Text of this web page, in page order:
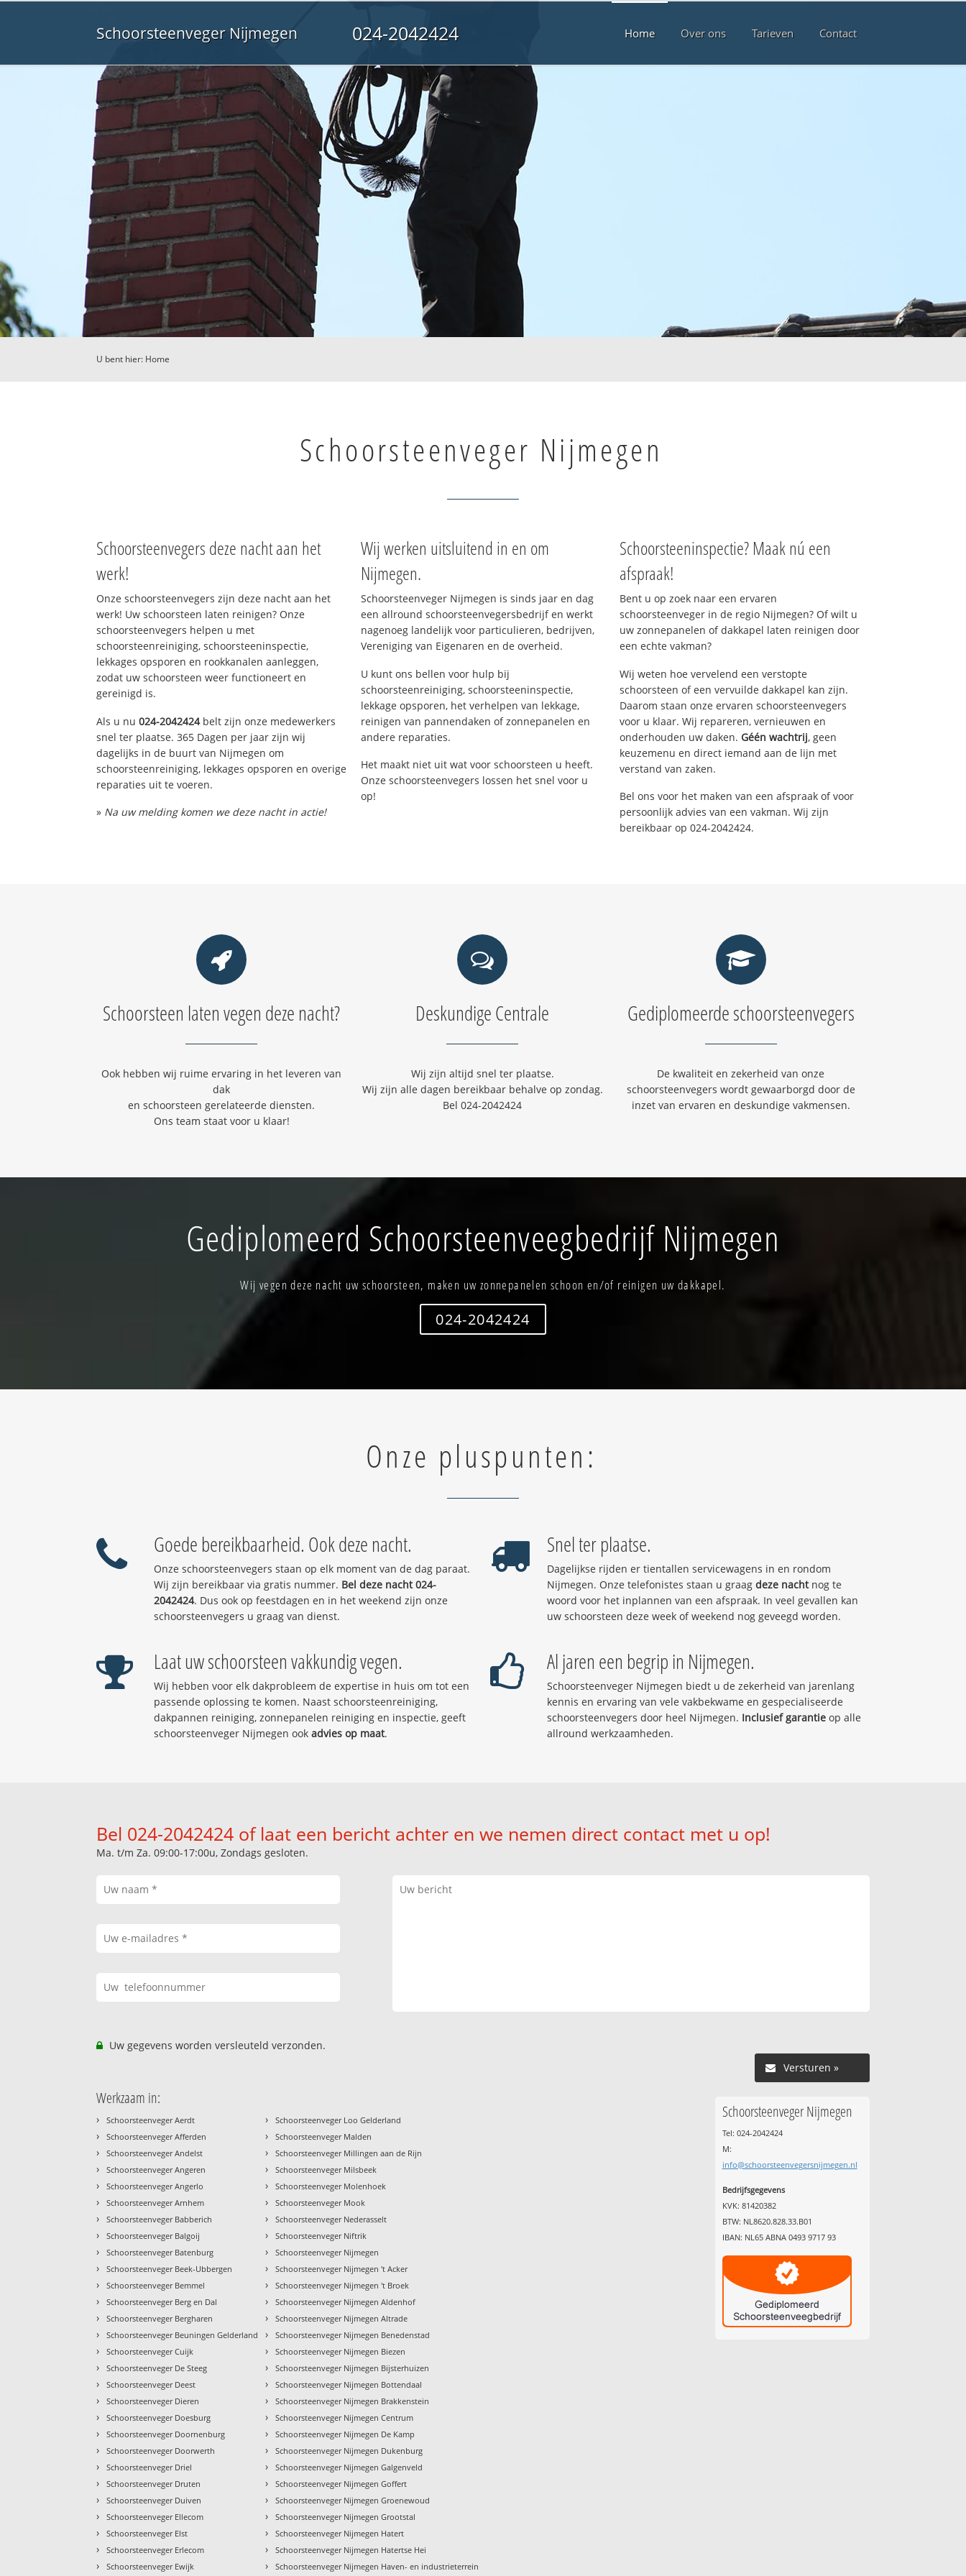
Schoorsteenveger Nijmegen 024-2042424 Home Over ons Tarieven Contact
U bent hier: Home
Schoorsteenveger Nijmegen
Schoorsteenvegers deze nacht aan het
werk!
Onze schoorsteenvegers zijn deze nacht aan het
werk! Uw schoorsteen laten reinigen? Onze
schoorsteenvegers helpen u met
schoorsteenreiniging, schoorsteeninspectie,
lekkages opsporen en rookkanalen aanleggen,
zodat uw schoorsteen weer functioneert en
gereinigd is.
Als u nu024-2042424belt zijn onze medewerkers
snel ter plaatse. 365 Dagen per jaar zijn wij
dagelijks in de buurt van Nijmegen om
schoorsteenreiniging, lekkages opsporen en overige
reparaties uit te voeren.
» Na uw melding komen we deze nacht in actie!
Wij werken uitsluitend in en om
Nijmegen.
Schoorsteenveger Nijmegen is sinds jaar en dag
een allround schoorsteenvegersbedrijf en werkt
nagenoeg landelijk voor particulieren, bedrijven,
Vereniging van Eigenaren en de overheid.
U kunt ons bellen voor hulp bij
schoorsteenreiniging, schoorsteeninspectie,
lekkage opsporen, het verhelpen van lekkage,
reinigen van pannendaken of zonnepanelen en
andere reparaties.
Het maakt niet uit wat voor schoorsteen u heeft.
Onze schoorsteenvegers lossen het snel voor u
op!
Schoorsteeninspectie? Maak nú een
afspraak!
Bent u op zoek naar een ervaren
schoorsteenveger in de regio Nijmegen? Of wilt u
uw zonnepanelen of dakkapel laten reinigen door
een echte vakman?
Wij weten hoe vervelend een verstopte
schoorsteen of een vervuilde dakkapel kan zijn.
Daarom staan onze ervaren schoorsteenvegers
voor u klaar. Wij repareren, vernieuwen en
onderhouden uw daken. Géén wachtrij, geen
keuzemenu en direct iemand aan de lijn met
verstand van zaken.
Bel ons voor het maken van een afspraak of voor
persoonlijk advies van een vakman. Wij zijn
bereikbaar op 024-2042424.
Schoorsteen laten vegen deze nacht?
Ook hebben wij ruime ervaring in het leveren van
dak
en schoorsteen gerelateerde diensten.
Ons team staat voor u klaar!
Deskundige Centrale
Wij zijn altijd snel ter plaatse.
Wij zijn alle dagen bereikbaar behalve op zondag.
Bel 024-2042424
Gediplomeerde schoorsteenvegers
De kwaliteit en zekerheid van onze
schoorsteenvegers wordt gewaarborgd door de
inzet van ervaren en deskundige vakmensen.
Gediplomeerd Schoorsteenveegbedrijf Nijmegen
Wij vegen deze nacht uw schoorsteen, maken uw zonnepanelen schoon en/of reinigen uw dakkapel.
024-2042424
Onze pluspunten:
Goede bereikbaarheid. Ook deze nacht.
Onze schoorsteenvegers staan op elk moment van de dag paraat.
Wij zijn bereikbaar via gratis nummer. Bel deze nacht 024-
2042424. Dus ook op feestdagen en in het weekend zijn onze
schoorsteenvegers u graag van dienst.
Snel ter plaatse.
Dagelijkse rijden er tientallen servicewagens in en rondom
Nijmegen. Onze telefonistes staan u graagdeze nachtnog te
woord voor het inplannen van een afspraak. In veel gevallen kan
uw schoorsteen deze week of weekend nog geveegd worden.
Laat uw schoorsteen vakkundig vegen.
Wij hebben voor elk dakprobleem de expertise in huis om tot een
passende oplossing te komen. Naast schoorsteenreiniging,
dakpannen reiniging, zonnepanelen reiniging en inspectie, geeft
schoorsteenveger Nijmegen ook advies op maat.
Al jaren een begrip in Nijmegen.
Schoorsteenveger Nijmegen biedt u de zekerheid van jarenlang
kennis en ervaring van vele vakbekwame en gespecialiseerde
schoorsteenvegers door heel Nijmegen. Inclusief garantie op alle
allround werkzaamheden.
Bel 024-2042424 of laat een bericht achter en we nemen direct contact met u op!
Ma. t/m Za. 09:00-17:00u, Zondags gesloten.
Uw gegevens worden versleuteld verzonden.
Versturen »
Werkzaam in:
› Schoorsteenveger Aerdt
› Schoorsteenveger Afferden
› Schoorsteenveger Andelst
› Schoorsteenveger Angeren
› Schoorsteenveger Angerlo
› Schoorsteenveger Arnhem
› Schoorsteenveger Babberich
› Schoorsteenveger Balgoij
› Schoorsteenveger Batenburg
› Schoorsteenveger Beek-Ubbergen
› Schoorsteenveger Bemmel
› Schoorsteenveger Berg en Dal
› Schoorsteenveger Bergharen
› Schoorsteenveger Beuningen Gelderland
› Schoorsteenveger Cuijk
› Schoorsteenveger De Steeg
› Schoorsteenveger Deest
› Schoorsteenveger Dieren
› Schoorsteenveger Doesburg
› Schoorsteenveger Doornenburg
› Schoorsteenveger Doorwerth
› Schoorsteenveger Driel
› Schoorsteenveger Druten
› Schoorsteenveger Duiven
› Schoorsteenveger Ellecom
› Schoorsteenveger Elst
› Schoorsteenveger Erlecom
› Schoorsteenveger Ewijk
› Schoorsteenveger Loo Gelderland
› Schoorsteenveger Malden
› Schoorsteenveger Millingen aan de Rijn
› Schoorsteenveger Milsbeek
› Schoorsteenveger Molenhoek
› Schoorsteenveger Mook
› Schoorsteenveger Nederasselt
› Schoorsteenveger Niftrik
› Schoorsteenveger Nijmegen
› Schoorsteenveger Nijmegen 't Acker
› Schoorsteenveger Nijmegen 't Broek
› Schoorsteenveger Nijmegen Aldenhof
› Schoorsteenveger Nijmegen Altrade
› Schoorsteenveger Nijmegen Benedenstad
› Schoorsteenveger Nijmegen Biezen
› Schoorsteenveger Nijmegen Bijsterhuizen
› Schoorsteenveger Nijmegen Bottendaal
› Schoorsteenveger Nijmegen Brakkenstein
› Schoorsteenveger Nijmegen Centrum
› Schoorsteenveger Nijmegen De Kamp
› Schoorsteenveger Nijmegen Dukenburg
› Schoorsteenveger Nijmegen Galgenveld
› Schoorsteenveger Nijmegen Goffert
› Schoorsteenveger Nijmegen Groenewoud
› Schoorsteenveger Nijmegen Grootstal
› Schoorsteenveger Nijmegen Hatert
› Schoorsteenveger Nijmegen Hatertse Hei
› Schoorsteenveger Nijmegen Haven- en industrieterrein
Schoorsteenveger Nijmegen
Tel: 024-2042424
M:
info@schoorsteenvegersnijmegen.nl
Bedrijfsgegevens
KVK: 81420382
BTW: NL8620.828.33.B01
IBAN: NL65 ABNA 0493 9717 93